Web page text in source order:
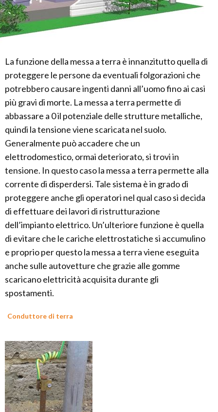
La funzione della messa a terra è innanzitutto quella di
proteggere le persone da eventuali folgorazioni che
potrebbero causare ingenti danni all’uomo fino ai casi
più gravi di morte. La messa a terra permette di
abbassare a 0 il potenziale delle strutture metalliche,
quindi la tensione viene scaricata nel suolo.
Generalmente può accadere che un
elettrodomestico, ormai deteriorato, si trovi in
tensione. In questo caso la messa a terra permette alla
corrente di disperdersi. Tale sistema è in grado di
proteggere anche gli operatori nel qual caso si decida
di effettuare dei lavori di ristrutturazione
dell’impianto elettrico. Un’ulteriore funzione è quella
di evitare che le cariche elettrostatiche si accumulino
e proprio per questo la messa a terra viene eseguita
anche sulle autovetture che grazie alle gomme
scaricano elettricità acquisita durante gli
spostamenti.
Conduttore di terra